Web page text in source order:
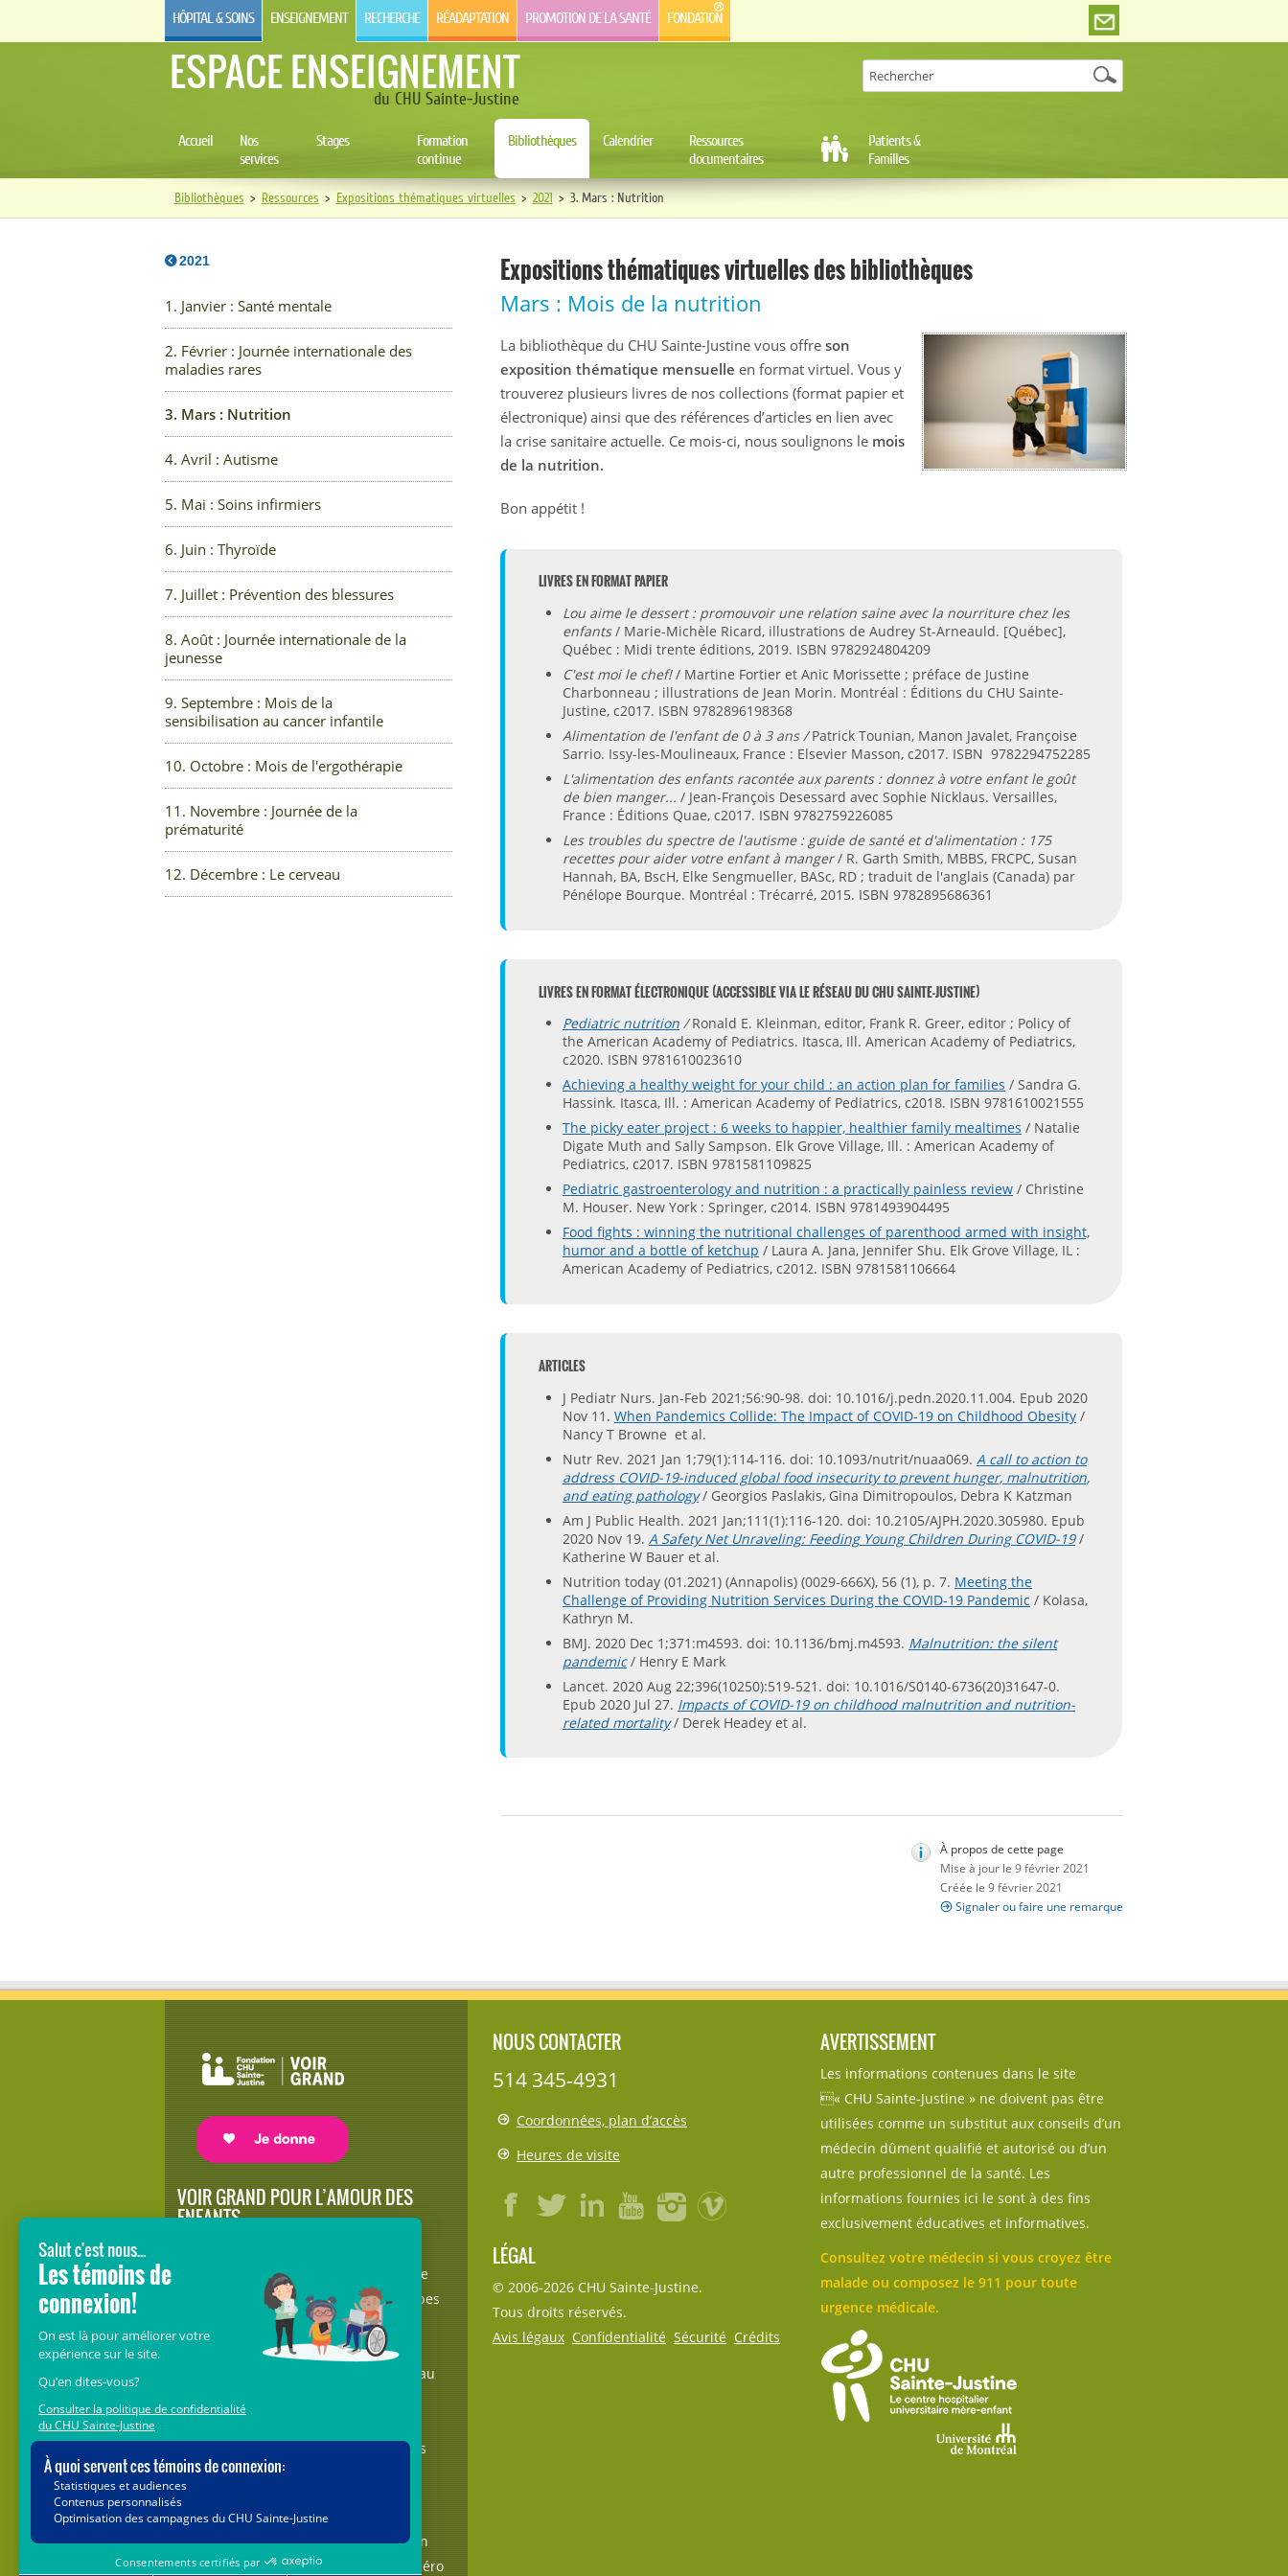
HÔPITAL & SOINS ENSEIGNEMENT RECHERCHE RÉADAPTATION PROMOTION DE LA SANTÉ FONDATION
ESPACE ENSEIGNEMENT
du CHU Sainte-Justine
Accueil
Nos
services
Stages
Formation
continue
Bibliothèques Calendrier
Ressources
documentaires
Patients &
Familles
Bibliothèques > Ressources > Expositions thématiques virtuelles > 2021 > 3. Mars : Nutrition
2021
1. Janvier : Santé mentale
2. Février : Journée internationale des
maladies rares
3. Mars : Nutrition
4. Avril : Autisme
5. Mai : Soins infirmiers
6. Juin : Thyroïde
7. Juillet : Prévention des blessures
8. Août : Journée internationale de la
jeunesse
9. Septembre : Mois de la
sensibilisation au cancer infantile
10. Octobre : Mois de l'ergothérapie
11. Novembre : Journée de la
prématurité
12. Décembre : Le cerveau
Expositions thématiques virtuelles des bibliothèques
Mars : Mois de la nutrition
La bibliothèque du CHU Sainte-Justine vous offre son
exposition thématique mensuelle en format virtuel. Vous y
trouverez plusieurs livres de nos collections (format papier et
électronique) ainsi que des références d’articles en lien avec
la crise sanitaire actuelle. Ce mois-ci, nous soulignons le mois
de la nutrition.
Bon appétit !
LIVRES EN FORMAT PAPIER
Lou aime le dessert : promouvoir une relation saine avec la nourriture chez les
enfants/ Marie-Michèle Ricard, illustrations de Audrey St-Arneauld. [Québec],
Québec : Midi trente éditions, 2019. ISBN 9782924804209
C'est moi le chef!/ Martine Fortier et Anic Morissette ; préface de Justine
Charbonneau ; illustrations de Jean Morin. Montréal : Éditions du CHU Sainte-
Justine, c2017. ISBN 9782896198368
Alimentation de l'enfant de 0 à 3 ans /Patrick Tounian, Manon Javalet, Françoise
Sarrio. Issy-les-Moulineaux, France : Elsevier Masson, c2017. ISBN 9782294752285
L'alimentation des enfants racontée aux parents : donnez à votre enfant le goût
de bien manger... / Jean-François Desessard avec Sophie Nicklaus. Versailles,
France : Éditions Quae, c2017. ISBN 9782759226085
Les troubles du spectre de l'autisme : guide de santé et d'alimentation : 175
recettes pour aider votre enfant à manger/ R. Garth Smith, MBBS, FRCPC, Susan
Hannah, BA, BscH, Elke Sengmueller, BASc, RD ; traduit de l'anglais (Canada) par
Pénélope Bourque. Montréal : Trécarré, 2015. ISBN 9782895686361
LIVRES EN FORMAT ÉLECTRONIQUE (ACCESSIBLE VIA LE RÉSEAU DU CHU SAINTE-JUSTINE)
Pediatric nutrition /Ronald E. Kleinman, editor, Frank R. Greer, editor ; Policy of
the American Academy of Pediatrics. Itasca, Ill. American Academy of Pediatrics,
c2020. ISBN 9781610023610
Achieving a healthy weight for your child : an action plan for families / Sandra G.
Hassink. Itasca, Ill. : American Academy of Pediatrics, c2018. ISBN 9781610021555
The picky eater project : 6 weeks to happier, healthier family mealtimes / Natalie
Digate Muth and Sally Sampson. Elk Grove Village, Ill. : American Academy of
Pediatrics, c2017. ISBN 9781581109825
Pediatric gastroenterology and nutrition : a practically painless review / Christine
M. Houser. New York : Springer, c2014. ISBN 9781493904495
Food fights : winning the nutritional challenges of parenthood armed with insight,
humor and a bottle of ketchup / Laura A. Jana, Jennifer Shu. Elk Grove Village, IL :
American Academy of Pediatrics, c2012. ISBN 9781581106664
ARTICLES
J Pediatr Nurs. Jan-Feb 2021;56:90-98. doi: 10.1016/j.pedn.2020.11.004. Epub 2020
Nov 11. When Pandemics Collide: The Impact of COVID-19 on Childhood Obesity /
Nancy T Browne et al.
Nutr Rev. 2021 Jan 1;79(1):114-116. doi: 10.1093/nutrit/nuaa069. A call to action to
address COVID-19-induced global food insecurity to prevent hunger, malnutrition,
and eating pathology/ Georgios Paslakis, Gina Dimitropoulos, Debra K Katzman
Am J Public Health. 2021 Jan;111(1):116-120. doi: 10.2105/AJPH.2020.305980. Epub
2020 Nov 19. A Safety Net Unraveling: Feeding Young Children During COVID-19/
Katherine W Bauer et al.
Nutrition today (01.2021) (Annapolis) (0029-666X), 56 (1), p. 7. Meeting the
Challenge of Providing Nutrition Services During the COVID-19 Pandemic / Kolasa,
Kathryn M.
BMJ. 2020 Dec 1;371:m4593. doi: 10.1136/bmj.m4593. Malnutrition: the silent
pandemic/ Henry E Mark
Lancet. 2020 Aug 22;396(10250):519-521. doi: 10.1016/S0140-6736(20)31647-0.
Epub 2020 Jul 27. Impacts of COVID-19 on childhood malnutrition and nutrition-
related mortality/ Derek Headey et al.
À propos de cette page
Mise à jour le 9 février 2021
Créée le 9 février 2021
Signaler ou faire une remarque
VOIR GRAND POUR L’AMOUR DES
ENFANTS
vous au cœur de la campagne majeure
Voir Grand, nous conduisons les équipes
soignantes vers les opportunités de la
science et des nouvelles technologies
pour que chaque enfant, où qu’il soit au
Justine. Ensemble, unissons nos forces
pour leur avenir.
Merci de voir grand avec nous.
Vous pouvez également faire votre don
par la poste ou par téléphone au numéro
NOUS CONTACTER
514 345-4931
Coordonnées, plan d’accès
Heures de visite
LÉGAL
© 2006-2026CHU Sainte-Justine.
Tous droits réservés.
Avis légaux Confidentialité Sécurité Crédits
AVERTISSEMENT
Les informations contenues dans le site
« CHU Sainte-Justine » ne doivent pas être
utilisées comme un substitut aux conseils d’un
médecin dûment qualifié et autorisé ou d’un
autre professionnel de la santé. Les
informations fournies ici le sont à des fins
exclusivement éducatives et informatives.
Consultez votre médecin si vous croyez être
malade ou composez le 911 pour toute
urgence médicale.